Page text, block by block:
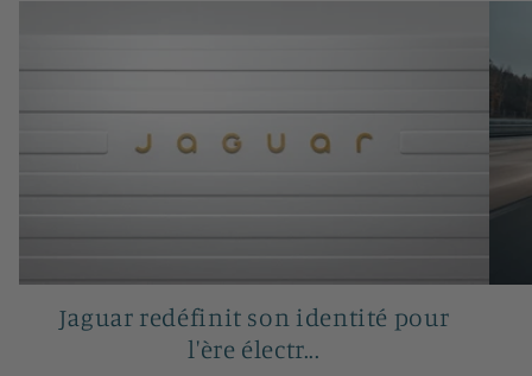
Jaguar redéfinit son identité pour
l'ère électr...